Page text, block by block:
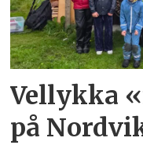
Vellykka
på